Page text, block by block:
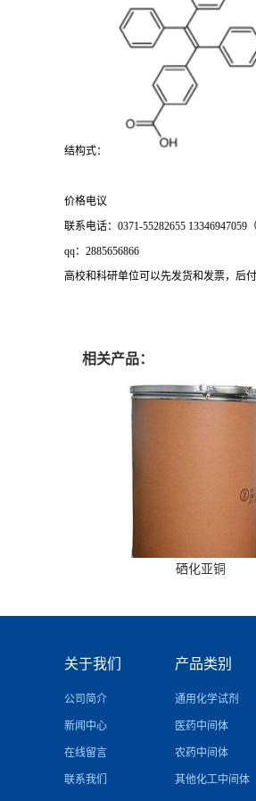
结构式：
价格电议
联系电话：0371-55282655 13346947059
qq：2885656866
高校和科研单位可以先发货和发票，后
相关产品：
硒化亚铜
关于我们
公司简介
新闻中心
在线留言
联系我们
产品类别
通用化学试剂
医药中间体
农药中间体
其他化工中间体